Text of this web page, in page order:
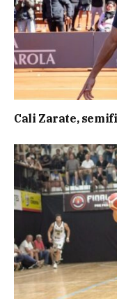
Cali Zarate,